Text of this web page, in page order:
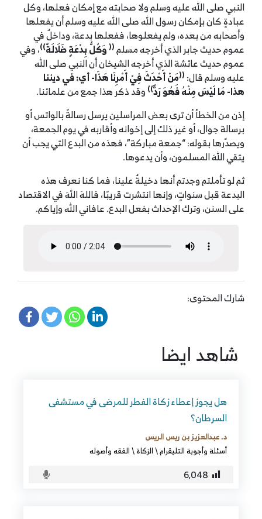
النبي صلى الله عليه وسلم ولا صحابته مع إمكان فعلها، وكل
عبادةٍ كان بإمكان رسول الله صلى الله عليه وسلم أن يفعلها
وأصحابه من بعده، ولم يفعلوها، ففعلها بدعة، وداخلٌ في
عموم حديث جابر الذي أخرجه مسلم(( وَكُلُّ بِدْعَةٍ ضَلَالَةٌ))، وفي
عموم حديث عائشة الذي أخرجه الشيخان أن النبي صلى الله
عليه وسلم قال: ((مَنْأَحْدَثَفِيْأَمْرِنَاهَذَا- أي: في ديننا
هذا-مَا لَيْسَ مِنْهُ فَهُوَ رَدٌّ)) وقد ذكر هذا جمع من علمائنا.
إذن من الخطأ أن ترى بعض المراسلين يرسل رسالةً بالواتس أو
برسالة جوال، أو غير ذلك إلى إخوانه وأقاربه في يوم الجمعة،
ويصدّرها بقوله: “جمعة مباركة”، فهذه من البدع التي يجب أن
يتقي اللهَ المسلمون، وأن يدعوها.
ثم لو تأملتم وجدتم أنها دخيلةٌ علينا، فما كنا نعرف هذه
البدعة قبل سنواتٍ، وإنها انتشرت قريبًا، فاللهَ اللهَ في الاقتصاد
على السنن، وترك الإحداث بفعل البدع. عافاني الله وإياكم.
شارك المحتوى:
شاهد ايضا
هل يجوز إعطاء زكاة الفطر للمرضى في مستشفى
السرطان؟
د. عبدالعزيز بن ريس الريس
أسئلة وأجوبة التليقرام\الزكاة\الفقه وأصوله
6٬048